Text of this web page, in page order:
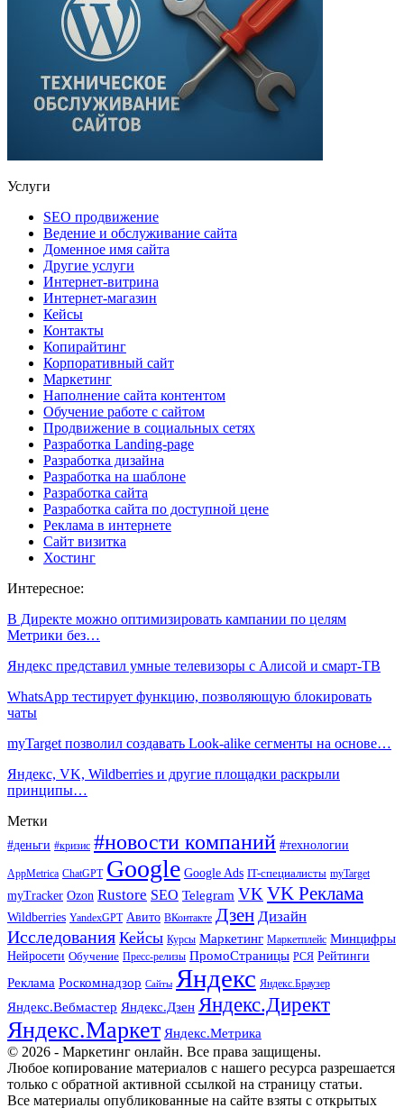
Услуги
SEO продвижение
Ведение и обслуживание сайта
Доменное имя сайта
Другие услуги
Интернет-витрина
Интернет-магазин
Кейсы
Контакты
Копирайтинг
Корпоративный сайт
Маркетинг
Наполнение сайта контентом
Обучение работе с сайтом
Продвижение в социальных сетях
Разработка Landing-page
Разработка дизайна
Разработка на шаблоне
Разработка сайта
Разработка сайта по доступной цене
Реклама в интернете
Сайт визитка
Хостинг
Интересное:
В Директе можно оптимизировать кампании по целям
Метрики без…
Яндекс представил умные телевизоры с Алисой и смарт-ТВ
WhatsApp тестирует функцию, позволяющую блокировать
чаты
myTarget позволил создавать Look-alike сегменты на основе…
Яндекс, VK, Wildberries и другие площадки раскрыли
принципы…
Метки
#деньги #кризис #новости компаний #технологии
AppMetrica ChatGPT Google Google Ads IT-специалисты myTarget
myTracker Ozon Rustore SEO Telegram VK VK Реклама
Wildberries YandexGPT Авито ВКонтакте Дзен Дизайн
Исследования Кейсы Курсы Маркетинг Маркетплейс Минцифры
Нейросети Обучение Пресс-релизы ПромоСтраницы РСЯ Рейтинги
Реклама Роскомнадзор Сайты Яндекс Яндекс.Браузер
Яндекс.Вебмастер Яндекс.Дзен Яндекс.Директ
Яндекс.Маркет Яндекс.Метрика
© 2026 - Маркетинг онлайн. Все права защищены.
Любое копирование материалов с нашего ресурса разрешается
только с обратной активной ссылкой на страницу статьи.
Все материалы опубликованные на сайте взяты с открытых